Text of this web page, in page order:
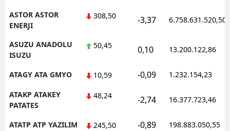
ASTOR ASTOR
ENERJI
308,50 -3,37 6.758.631.520,50
ASUZU ANADOLU
ISUZU
50,45 0,10 13.200.122,86
ATAGY ATA GMYO 10,59 -0,09 1.232.154,23
ATAKP ATAKEY
PATATES
48,24 -2,74 16.377.723,46
ATATP ATP YAZILIM 245,50 -0,89 198.883.050,55